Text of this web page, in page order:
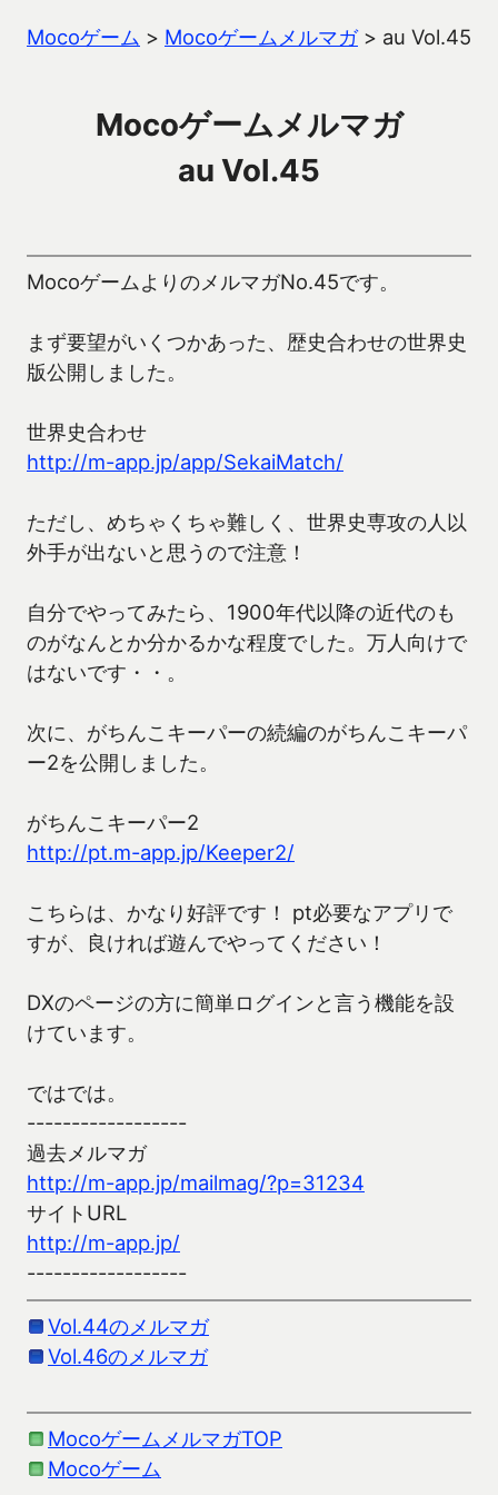
Mocoゲーム > Mocoゲームメルマガ> au Vol.45
Mocoゲームメルマガ
au Vol.45
MocoゲームよりのメルマガNo.45です。
まず要望がいくつかあった、歴史合わせの世界史
版公開しました。
世界史合わせ
http://m-app.jp/app/SekaiMatch/
ただし、めちゃくちゃ難しく、世界史専攻の人以
外手が出ないと思うので注意！
自分でやってみたら、1900年代以降の近代のも
のがなんとか分かるかな程度でした。万人向けで
はないです・・。
次に、がちんこキーパーの続編のがちんこキーパ
ー2を公開しました。
がちんこキーパー2
http://pt.m-app.jp/Keeper2/
こちらは、かなり好評です！ pt必要なアプリで
すが、良ければ遊んでやってください！
DXのページの方に簡単ログインと言う機能を設
けています。
ではでは。
------------------
過去メルマガ
http://m-app.jp/mailmag/?p=31234
サイトURL
http://m-app.jp/
------------------
Vol.44のメルマガ
Vol.46のメルマガ
MocoゲームメルマガTOP
Mocoゲーム